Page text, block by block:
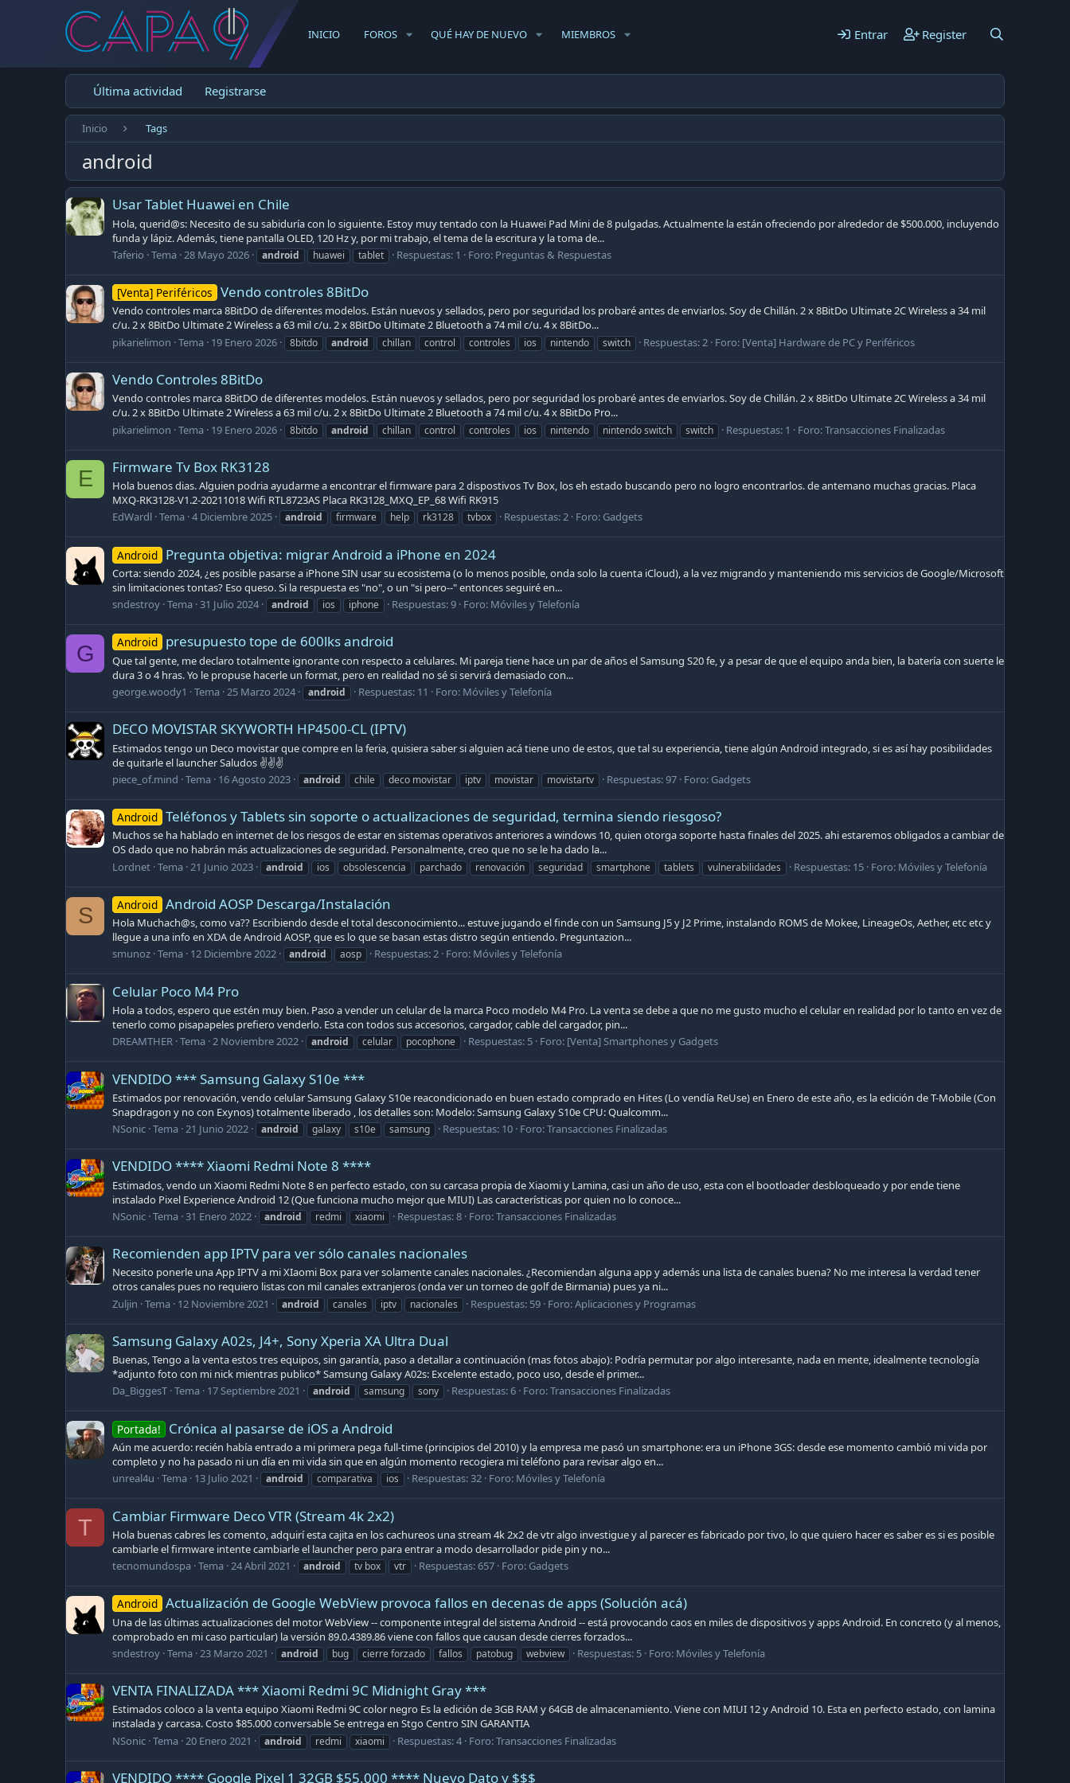
INICIO FOROS QUÉ HAY DE NUEVO MIEMBROS Entrar Register
Última actividad Registrarse
Inicio Tags
android
Usar Tablet Huawei en Chile
Hola, querid@s: Necesito de su sabiduría con lo siguiente. Estoy muy tentado con la Huawei Pad Mini de 8 pulgadas. Actualmente la están ofreciendo por alrededor de $500.000, incluyendo
funda y lápiz. Además, tiene pantalla OLED, 120 Hz y, por mi trabajo, el tema de la escritura y la toma de...
Taferio Tema 28 Mayo 2026 android huawei tablet Respuestas: 1 Foro: Preguntas & Respuestas
[Venta] Periféricos Vendo controles 8BitDo
Vendo controles marca 8BitDO de diferentes modelos. Están nuevos y sellados, pero por seguridad los probaré antes de enviarlos. Soy de Chillán. 2 x 8BitDo Ultimate 2C Wireless a 34 mil
c/u. 2 x 8BitDo Ultimate 2 Wireless a 63 mil c/u. 2 x 8BitDo Ultimate 2 Bluetooth a 74 mil c/u. 4 x 8BitDo...
pikarielimon Tema 19 Enero 2026 8bitdo android chillan control controles ios nintendo switch Respuestas: 2 Foro: [Venta] Hardware de PC y Periféricos
Vendo Controles 8BitDo
Vendo controles marca 8BitDO de diferentes modelos. Están nuevos y sellados, pero por seguridad los probaré antes de enviarlos. Soy de Chillán. 2 x 8BitDo Ultimate 2C Wireless a 34 mil
c/u. 2 x 8BitDo Ultimate 2 Wireless a 63 mil c/u. 2 x 8BitDo Ultimate 2 Bluetooth a 74 mil c/u. 4 x 8BitDo Pro...
pikarielimon Tema 19 Enero 2026 8bitdo android chillan control controles ios nintendo nintendo switch switch Respuestas: 1 Foro:Transacciones Finalizadas
E Firmware Tv Box RK3128
Hola buenos dias. Alguien podria ayudarme a encontrar el firmware para 2 dispostivos Tv Box, los eh estado buscando pero no logro encontrarlos. de antemano muchas gracias. Placa
MXQ-RK3128-V1.2-20211018 Wifi RTL8723AS Placa RK3128_MXQ_EP_68 Wifi RK915
EdWardl Tema 4 Diciembre 2025 android firmware help rk3128 tvbox Respuestas: 2 Foro: Gadgets
Android Pregunta objetiva: migrar Android a iPhone en 2024
Corta: siendo 2024, ¿es posible pasarse a iPhone SIN usar su ecosistema (o lo menos posible, onda solo la cuenta iCloud), a la vez migrando y manteniendo mis servicios de Google/Microsoft
sin limitaciones tontas? Eso queso. Si la respuesta es "no", o un "si pero--" entonces seguiré en...
sndestroy Tema 31 Julio 2024 android ios iphone Respuestas: 9 Foro: Móviles y Telefonía
G Android presupuesto tope de 600lks android
Que tal gente, me declaro totalmente ignorante con respecto a celulares. Mi pareja tiene hace un par de años el Samsung S20 fe, y a pesar de que el equipo anda bien, la batería con suerte le
dura 3 o 4 hras. Yo le propuse hacerle un format, pero en realidad no sé si servirá demasiado con...
george.woody1
Tema 25 Marzo 2024 android Respuestas: 11 Foro: Móviles y Telefonía
DECO MOVISTAR SKYWORTH HP4500-CL (IPTV)
Estimados tengo un Deco movistar que compre en la feria, quisiera saber si alguien acá tiene uno de estos, que tal su experiencia, tiene algún Android integrado, si es así hay posibilidades
de quitarle el launcher Saludos ✌️✌️✌️
piece_of.mind Tema 16 Agosto 2023 android chile deco movistar iptv movistar movistartv Respuestas: 97 Foro: Gadgets
Android Teléfonos y Tablets sin soporte o actualizaciones de seguridad, termina siendo riesgoso?
Muchos se ha hablado en internet de los riesgos de estar en sistemas operativos anteriores a windows 10, quien otorga soporte hasta finales del 2025. ahi estaremos obligados a cambiar de
OS dado que no habrán más actualizaciones de seguridad. Personalmente, creo que no se le ha dado la...
Lordnet Tema 21 Junio 2023 android ios obsolescencia parchado renovación seguridad smartphone tablets vulnerabilidades Respuestas: 15 Foro: Móviles y Telefonía
S Android Android AOSP Descarga/Instalación
Hola Muchach@s, como va?? Escribiendo desde el total desconocimiento... estuve jugando el finde con un Samsung J5 y J2 Prime, instalando ROMS de Mokee, LineageOs, Aether, etc etc y
llegue a una info en XDA de Android AOSP, que es lo que se basan estas distro según entiendo. Preguntazion...
smunoz Tema 12 Diciembre 2022 android aosp Respuestas: 2 Foro: Móviles y Telefonía
Celular Poco M4 Pro
Hola a todos, espero que estén muy bien. Paso a vender un celular de la marca Poco modelo M4 Pro. La venta se debe a que no me gusto mucho el celular en realidad por lo tanto en vez de
tenerlo como pisapapeles prefiero venderlo. Esta con todos sus accesorios, cargador, cable del cargador, pin...
DREAMTHER Tema 2 Noviembre 2022 android celular pocophone Respuestas: 5 Foro: [Venta] Smartphones y Gadgets
VENDIDO *** Samsung Galaxy S10e ***
Estimados por renovación, vendo celular Samsung Galaxy S10e reacondicionado en buen estado comprado en Hites (Lo vendía ReUse) en Enero de este año, es la edición de T-Mobile (Con
Snapdragon y no con Exynos) totalmente liberado , los detalles son: Modelo: Samsung Galaxy S10e CPU: Qualcomm...
NSonic Tema 21 Junio 2022 android galaxy s10e samsung Respuestas: 10 Foro:Transacciones Finalizadas
VENDIDO **** Xiaomi Redmi Note 8 ****
Estimados, vendo un Xiaomi Redmi Note 8 en perfecto estado, con su carcasa propia de Xiaomi y Lamina, casi un año de uso, esta con el bootloader desbloqueado y por ende tiene
instalado Pixel Experience Android 12 (Que funciona mucho mejor que MIUI) Las características por quien no lo conoce...
NSonic Tema 31 Enero 2022 android redmi xiaomi Respuestas: 8 Foro:Transacciones Finalizadas
Recomienden app IPTV para ver sólo canales nacionales
Necesito ponerle una App IPTV a mi XIaomi Box para ver solamente canales nacionales. ¿Recomiendan alguna app y además una lista de canales buena? No me interesa la verdad tener
otros canales pues no requiero listas con mil canales extranjeros (onda ver un torneo de golf de Birmania) pues ya ni...
Zuljin Tema 12 Noviembre 2021 android canales iptv nacionales Respuestas: 59 Foro:Aplicaciones y Programas
Samsung Galaxy A02s, J4+, Sony Xperia XA Ultra Dual
Buenas, Tengo a la venta estos tres equipos, sin garantía, paso a detallar a continuación (mas fotos abajo): Podría permutar por algo interesante, nada en mente, idealmente tecnología
*adjunto foto con mi nick mientras publico* Samsung Galaxy A02s: Excelente estado, poco uso, desde el primer...
Da_BiggesT Tema 17 Septiembre 2021 android samsung sony Respuestas: 6 Foro:Transacciones Finalizadas
Portada! Crónica al pasarse de iOS a Android
Aún me acuerdo: recién había entrado a mi primera pega full-time (principios del 2010) y la empresa me pasó un smartphone: era un iPhone 3GS: desde ese momento cambió mi vida por
completo y no ha pasado ni un día en mi vida sin que en algún momento recogiera mi teléfono para revisar algo en...
unreal4u Tema 13 Julio 2021 android comparativa ios Respuestas: 32 Foro: Móviles y Telefonía
T Cambiar Firmware Deco VTR (Stream 4k 2x2)
Hola buenas cabres les comento, adquirí esta cajita en los cachureos una stream 4k 2x2 de vtr algo investigue y al parecer es fabricado por tivo, lo que quiero hacer es saber es si es posible
cambiarle el firmware intente cambiarle el launcher pero para entrar a modo desarrollador pide pin y no...
tecnomundospa Tema 24 Abril 2021 android tv box vtr Respuestas: 657 Foro: Gadgets
Android Actualización de Google WebView provoca fallos en decenas de apps (Solución acá)
Una de las últimas actualizaciones del motor WebView -- componente integral del sistema Android -- está provocando caos en miles de dispositivos y apps Android. En concreto (y al menos,
comprobado en mi caso particular) la versión 89.0.4389.86 viene con fallos que causan desde cierres forzados...
sndestroy Tema 23 Marzo 2021 android bug cierre forzado fallos patobug webview Respuestas: 5 Foro: Móviles y Telefonía
VENTA FINALIZADA *** Xiaomi Redmi 9C Midnight Gray ***
Estimados coloco a la venta equipo Xiaomi Redmi 9C color negro Es la edición de 3GB RAM y 64GB de almacenamiento. Viene con MIUI 12 y Android 10. Esta en perfecto estado, con lamina
instalada y carcasa. Costo $85.000 conversable Se entrega en Stgo Centro SIN GARANTIA
NSonic Tema 20 Enero 2021 android redmi xiaomi Respuestas: 4 Foro:Transacciones Finalizadas
VENDIDO **** Google Pixel 1 32GB $55.000 **** Nuevo Dato y $$$